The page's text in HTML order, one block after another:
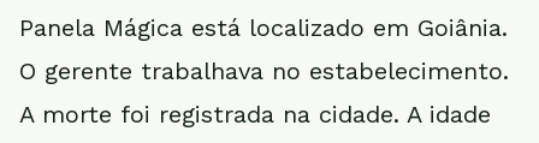
Panela Mágica está localizado em Goiânia.
O gerente trabalhava no estabelecimento.
A morte foi registrada na cidade. A idade